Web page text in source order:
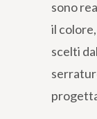
sono
il
scelti